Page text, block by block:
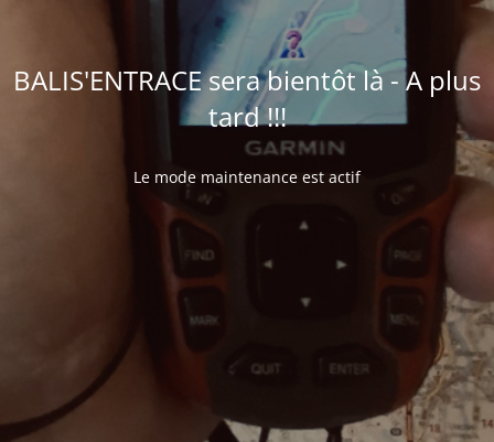
BALIS'ENTRACE sera bientôt là - A plus
tard !!!
Le mode maintenance est actif